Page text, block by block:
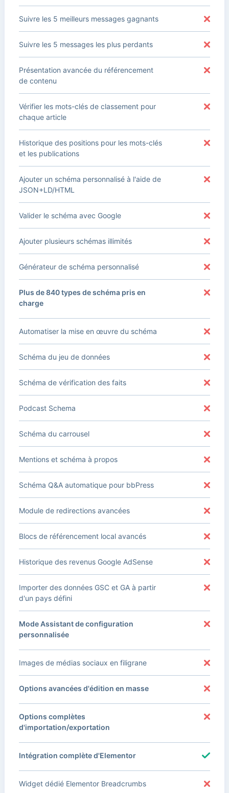
Suivre les 5 meilleurs messages gagnants
Suivre les 5 messages les plus perdants
Présentation avancée du référencement
de contenu
Vérifier les mots-clés de classement pour
chaque article
Historique des positions pour les mots-clés
et les publications
Ajouter un schéma personnalisé à l'aide de
JSON+LD/HTML
Valider le schéma avec Google
Ajouter plusieurs schémas illimités
Générateur de schéma personnalisé
Plus de 840 types de schéma pris en
charge
Automatiser la mise en œuvre du schéma
Schéma du jeu de données
Schéma de vérification des faits
Podcast Schema
Schéma du carrousel
Mentions et schéma à propos
Schéma Q&A automatique pour bbPress
Module de redirections avancées
Blocs de référencement local avancés
Historique des revenus Google AdSense
Importer des données GSC et GA à partir
d'un pays défini
Mode Assistant de configuration
personnalisée
Images de médias sociaux en filigrane
Options avancées d'édition en masse
Options complètes
d'importation/exportation
Intégration complète d'Elementor
Widget dédié Elementor Breadcrumbs